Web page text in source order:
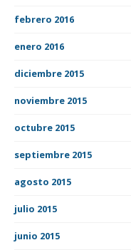
febrero 2016
enero 2016
diciembre 2015
noviembre 2015
octubre 2015
septiembre 2015
agosto 2015
julio 2015
junio 2015